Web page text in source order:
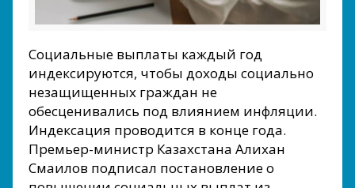
Социальные выплаты каждый год
индексируются, чтобы доходы социально
незащищенных граждан не
обесценивались под влиянием инфляции.
Индексация проводится в конце года.
Премьер-министр Казахстана Алихан
Смаилов подписал постановление о